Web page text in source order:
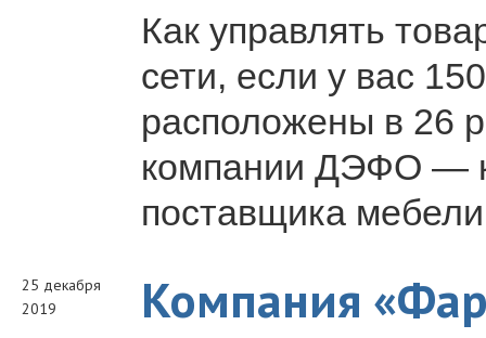
Как управлять
сети, если у вас
расположены в 26
компании ДЭФО —
поставщика
25 декабря
2019
Компания